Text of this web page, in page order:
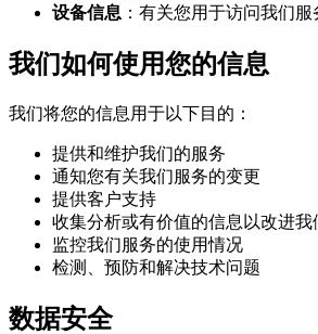
设备信息 ：有关您用于访问我们
我们如何使用您的信息
我们将您的信息用于以下目的：
提供和维护我们的服务
通知您有关我们服务的变更
提供客户支持
收集分析或有价值的信息以改进我
监控我们服务的使用情况
检测、预防和解决技术问题
数据安全